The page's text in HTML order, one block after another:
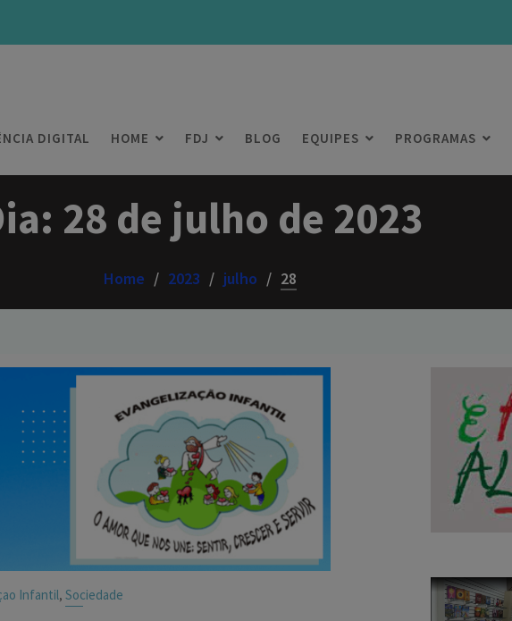
DIGITAL HOME FDJ BLOG EQUIPES PROGRAMAS
28 de julho de 2023
Home 2023 julho 28
Infantil,Sociedade